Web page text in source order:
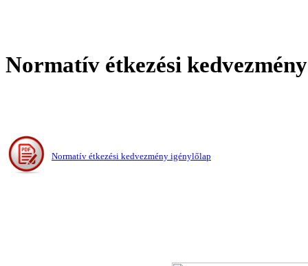
Normatív étkezési
Normatív étkezési kedvezmény igénylőlap